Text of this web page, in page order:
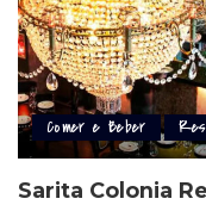
Comer e Beber
Sarita Colonia